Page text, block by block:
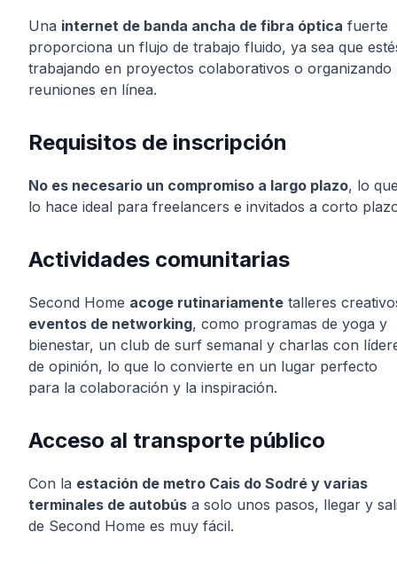
Una internet de banda ancha de fibra óptica fuerte
proporciona un flujo de trabajo fluido, ya sea que
trabajando en proyectos colaborativos o organizando
reuniones en línea.
Requisitos de inscripción
No es necesario un compromiso a largo plazo, lo
lo hace ideal para freelancers e invitados a corto
Actividades comunitarias
Second Home acoge rutinariamente talleres
eventos de networking, como programas de yoga y
bienestar, un club de surf semanal y charlas con
de opinión, lo que lo convierte en un lugar perfecto
para la colaboración y la inspiración.
Acceso al transporte público
Con la estación de metro Cais do Sodré y varias
terminales de autobús a solo unos pasos, llegar y
de Second Home es muy fácil.